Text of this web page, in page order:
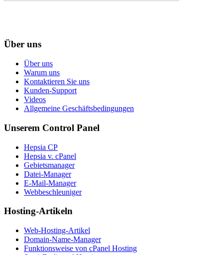
Über uns
Über uns
Warum uns
Kontaktieren Sie uns
Kunden-Support
Videos
Allgemeine Geschäftsbedingungen
Unserem Control Panel
Hepsia CP
Hepsia v. cPanel
Gebietsmanager
Datei-Manager
E-Mail-Manager
Webbeschleuniger
Hosting-Artikeln
Web-Hosting-Artikel
Domain-Name-Manager
Funktionsweise von cPanel Hosting